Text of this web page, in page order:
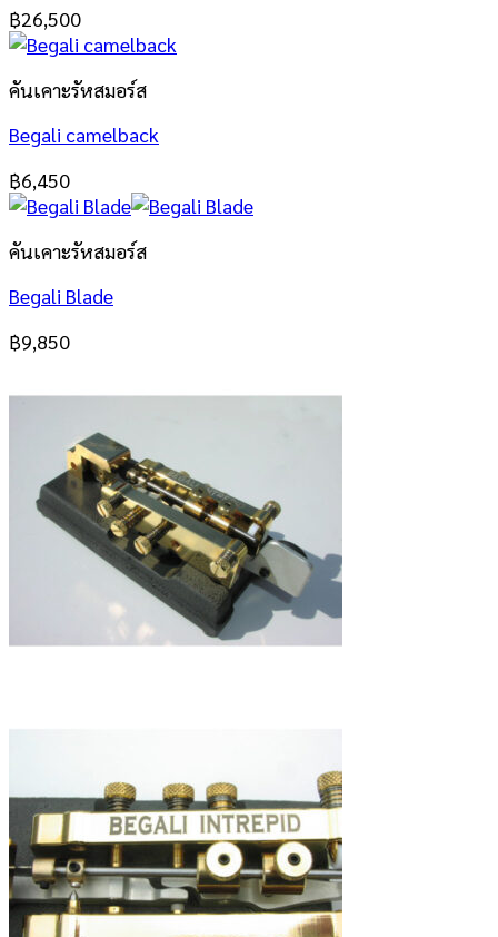
฿26,500
คันเคาะรัหสมอร์ส
Begali camelback
฿6,450
คันเคาะรัหสมอร์ส
Begali Blade
฿9,850